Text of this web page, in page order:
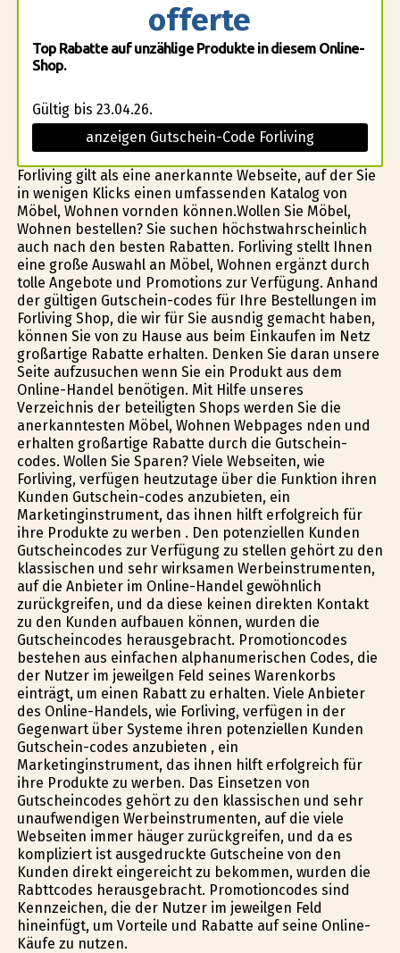
offerte
Top Rabatte auf unzählige Produkte in diesem Online-
Shop.
Gültig bis 23.04.26.
anzeigen Gutschein-Code Forliving
Forliving gilt als eine anerkannte Webseite, auf der Sie
in wenigen Klicks einen umfassenden Katalog von
Möbel, Wohnen vorfinden können.Wollen Sie Möbel,
Wohnen bestellen? Sie suchen höchstwahrscheinlich
auch nach den besten Rabatten. Forliving stellt Ihnen
eine große Auswahl an Möbel, Wohnen ergänzt durch
tolle Angebote und Promotions zur Verfügung. Anhand
der gültigen Gutschein-codes für Ihre Bestellungen im
Forliving Shop, die wir für Sie ausfindig gemacht haben,
können Sie von zu Hause aus beim Einkaufen im Netz
großartige Rabatte erhalten. Denken Sie daran unsere
Seite aufzusuchen wenn Sie ein Produkt aus dem
Online-Handel benötigen. Mit Hilfe unseres
Verzeichnis der beteiligten Shops werden Sie die
anerkanntesten Möbel, Wohnen Webpages finden und
erhalten großartige Rabatte durch die Gutschein-
codes. Wollen Sie Sparen? Viele Webseiten, wie
Forliving, verfügen heutzutage über die Funktion ihren
Kunden Gutschein-codes anzubieten, ein
Marketinginstrument, das ihnen hilft erfolgreich für
ihre Produkte zu werben . Den potenziellen Kunden
Gutscheincodes zur Verfügung zu stellen gehört zu den
klassischen und sehr wirksamen Werbeinstrumenten,
auf die Anbieter im Online-Handel gewöhnlich
zurückgreifen, und da diese keinen direkten Kontakt
zu den Kunden aufbauen können, wurden die
Gutscheincodes herausgebracht. Promotioncodes
bestehen aus einfachen alphanumerischen Codes, die
der Nutzer im jeweilgen Feld seines Warenkorbs
einträgt, um einen Rabatt zu erhalten. Viele Anbieter
des Online-Handels, wie Forliving, verfügen in der
Gegenwart über Systeme ihren potenziellen Kunden
Gutschein-codes anzubieten , ein
Marketinginstrument, das ihnen hilft erfolgreich für
ihre Produkte zu werben. Das Einsetzen von
Gutscheincodes gehört zu den klassischen und sehr
unaufwendigen Werbeinstrumenten, auf die viele
Webseiten immer häufiger zurückgreifen, und da es
kompliziert ist ausgedruckte Gutscheine von den
Kunden direkt eingereicht zu bekommen, wurden die
Rabttcodes herausgebracht. Promotioncodes sind
Kennzeichen, die der Nutzer im jeweilgen Feld
hineinfügt, um Vorteile und Rabatte auf seine Online-
Käufe zu nutzen.